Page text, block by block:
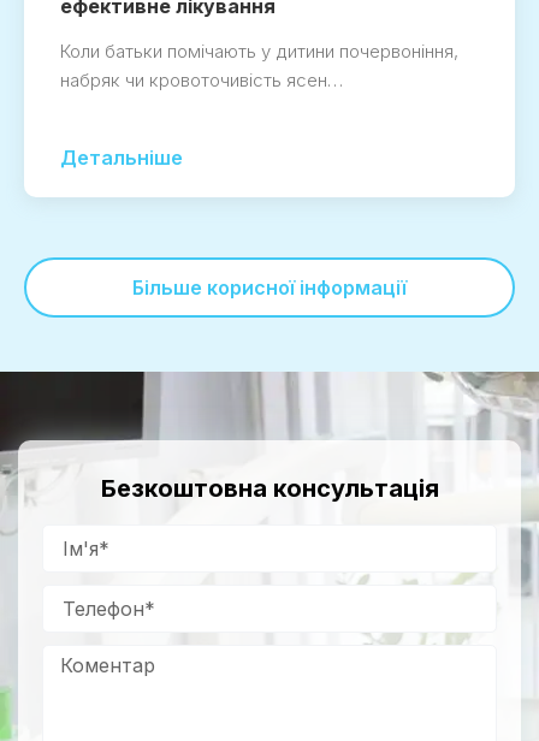
ефективне лікування
Коли батьки помічають у дитини почервоніння,
набряк чи кровоточивість ясен…
Детальніше
Більше корисної інформації
Безкоштовна консультація